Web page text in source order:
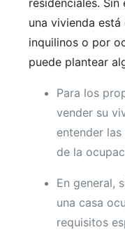
residenciales.
una vivienda
inquilinos o por
puede plantear
Para los
vender su
entender
de la
En general,
una casa
requisitos